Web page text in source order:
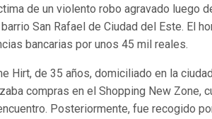
de un violento robo agravado luego
San Rafael de Ciudad del Este. El
bancarias por unos 45 mil reales.
Hirt, de 35 años, domiciliado en la
compras en el Shopping New Zone,
Posteriormente, fue recogido